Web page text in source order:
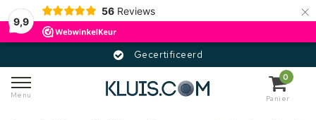
9,9
56 Reviews ×
Gecertificeerd
Menu
0
Panier